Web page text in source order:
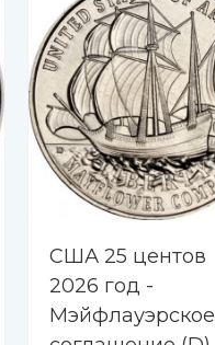
США 25 центов
2026 год -
Мэйфлауэрское